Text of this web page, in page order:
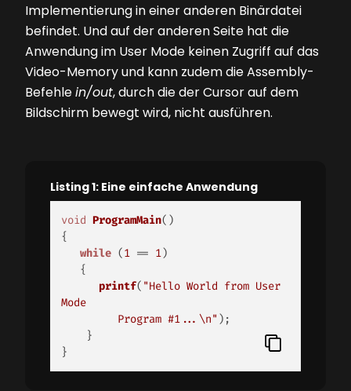
Implementierung in einer anderen Binärdatei
befindet. Und auf der anderen Seite hat die
Anwendung im User Mode keinen Zugriff auf das
Video-Memory und kann zudem die Assembly-
Befehlein/out, durch die der Cursor auf dem
Bildschirm bewegt wird, nicht ausführen.
Listing 1: Eine einfache Anwendung
void ProgramMain()
{
while (1 == 1)
printf( "Hello World from User
Mode
         Program #1...\n"
);
}